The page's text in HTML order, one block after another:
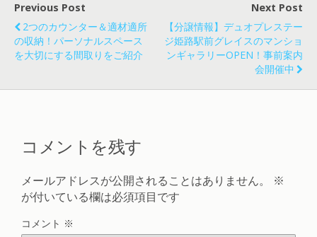
Previous Post
2つのカウンター＆適材適所
の収納！パーソナルスペース
を大切にする間取りをご紹介
Next Post
【分譲情報】デュオプレステー
ジ姫路駅前グレイスのマンショ
ンギャラリーOPEN！事前案内
会開催中
コメントを残す
メールアドレスが公開されることはありません。
※
が付いている欄は必須項目です
コメント ※